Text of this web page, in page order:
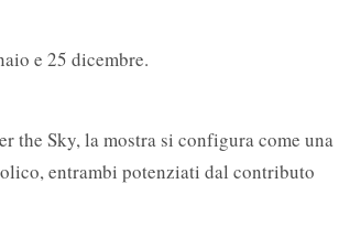
e 25 dicembre.
the Sky, la mostra si configura come una
entrambi potenziati dal contributo